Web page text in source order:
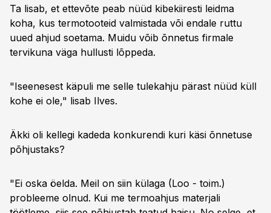
Ta lisab, et ettevõte peab nüüd kibekiiresti leidma
koha, kus termotooteid valmistada või endale ruttu
uued ahjud soetama. Muidu võib õnnetus firmale
tervikuna väga hullusti lõppeda.
"Iseenesest käpuli me selle tulekahju pärast nüüd küll
kohe ei ole," lisab Ilves.
Äkki oli kellegi kadeda konkurendi kuri käsi õnnetuse
põhjustaks?
"Ei oska öelda. Meil on siin külaga (Loo - toim.)
probleeme olnud. Kui me termoahjus materjali